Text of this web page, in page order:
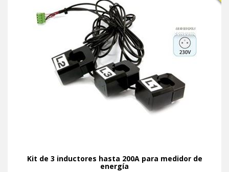
Kit de 3 inductores hasta 200A para medidor de
energía